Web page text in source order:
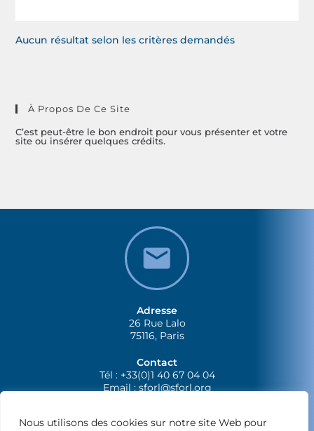
Nous utilisons des cookies sur notre site Web pour
Aucun résultat selon les critères demandés
À Propos De Ce Site
C’est peut-être le bon endroit pour vous présenter et votre
site ou insérer quelques crédits.
Adresse
26 Rue Lalo
75116, Paris
Contact
Tél : +33(0)1 40 67 04 04
Email :sforl@sforl.org